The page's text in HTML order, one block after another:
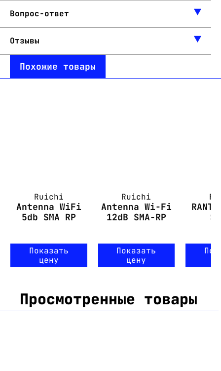
Вопрос-ответ
Отзывы
Похожие товары
Ruichi
Antenna WiFi
5db SMA RP
Показать
цену
Ruichi
Antenna Wi-Fi
12dB SMA-RP
Показать
цену
RANT
Просмотренные товары